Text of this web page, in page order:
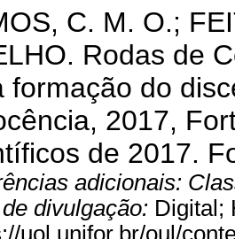
C. M. O.;
Rodas de
formação do
2017,
de 2017.
adicionais:
divulgação: Digital;
uol.unifor.br/oul/